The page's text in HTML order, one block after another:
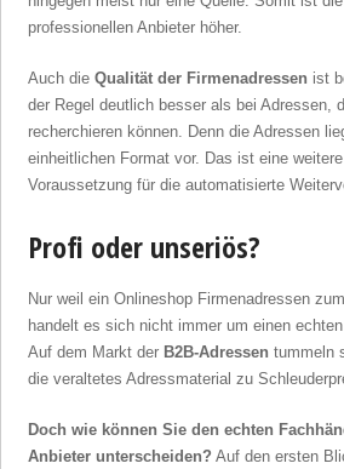
professionellen Anbieter höher.
Auch die Qualität der Firmenadressen ist
der Regel deutlich besser als bei Adressen,
recherchieren können. Denn die Adressen
einheitlichen Format vor. Das ist eine
Voraussetzung für die automatisierte
Profi oder unseriös?
Nur weil ein Onlineshop Firmenadressen
handelt es sich nicht immer um einen
Auf dem Markt der B2B-Adressen tummeln
die veraltetes Adressmaterial zu
Doch wie können Sie den echten
Anbieter unterscheiden? Auf den ersten